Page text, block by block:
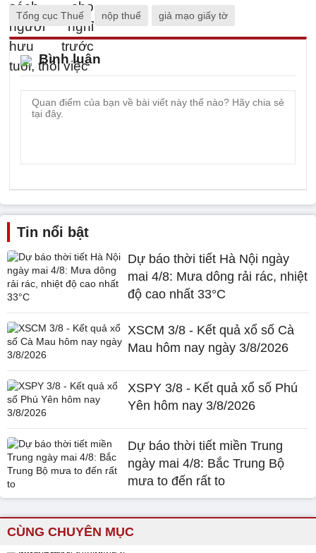
Tổng cục Thuế nộp thuế giả mạo giấy tờ
Bình luận
Tin nổi bật
Dự báo thời tiết Hà Nội ngày
mai 4/8: Mưa dông rải rác, nhiệt
độ cao nhất 33°C
XSCM 3/8 - Kết quả xổ số Cà
Mau hôm nay ngày 3/8/2026
XSPY 3/8 - Kết quả xổ số Phú
Yên hôm nay 3/8/2026
Dự báo thời tiết miền Trung
ngày mai 4/8: Bắc Trung Bộ
mưa to đến rất to
CÙNG CHUYÊN MỤC